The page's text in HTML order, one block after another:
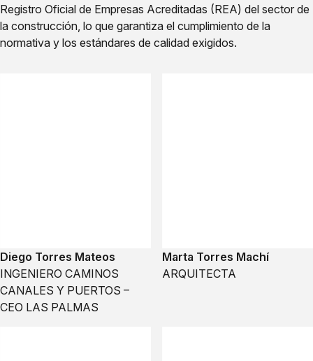
Registro Oficial de Empresas Acreditadas (REA) del sector de
la construcción, lo que garantiza el cumplimiento de la
normativa y los estándares de calidad exigidos.
Diego Torres Mateos
INGENIERO CAMINOS
CANALES Y PUERTOS –
CEO LAS PALMAS
Marta Torres Machí
ARQUITECTA